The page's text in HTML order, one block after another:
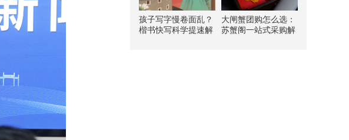
孩子写字慢卷面乱？
楷书快写科学提速解
大闸蟹团购怎么选：
苏蟹阁一站式采购解